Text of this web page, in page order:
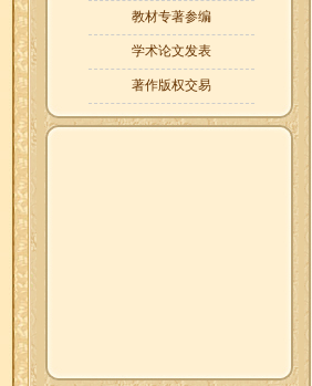
教材专著参编
学术论文发表
著作版权交易